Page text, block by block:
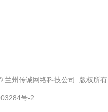
兰州传诚网络科技公司 版权所有
号-2